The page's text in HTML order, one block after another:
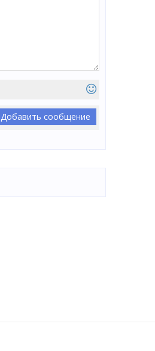
Добавить сообщение